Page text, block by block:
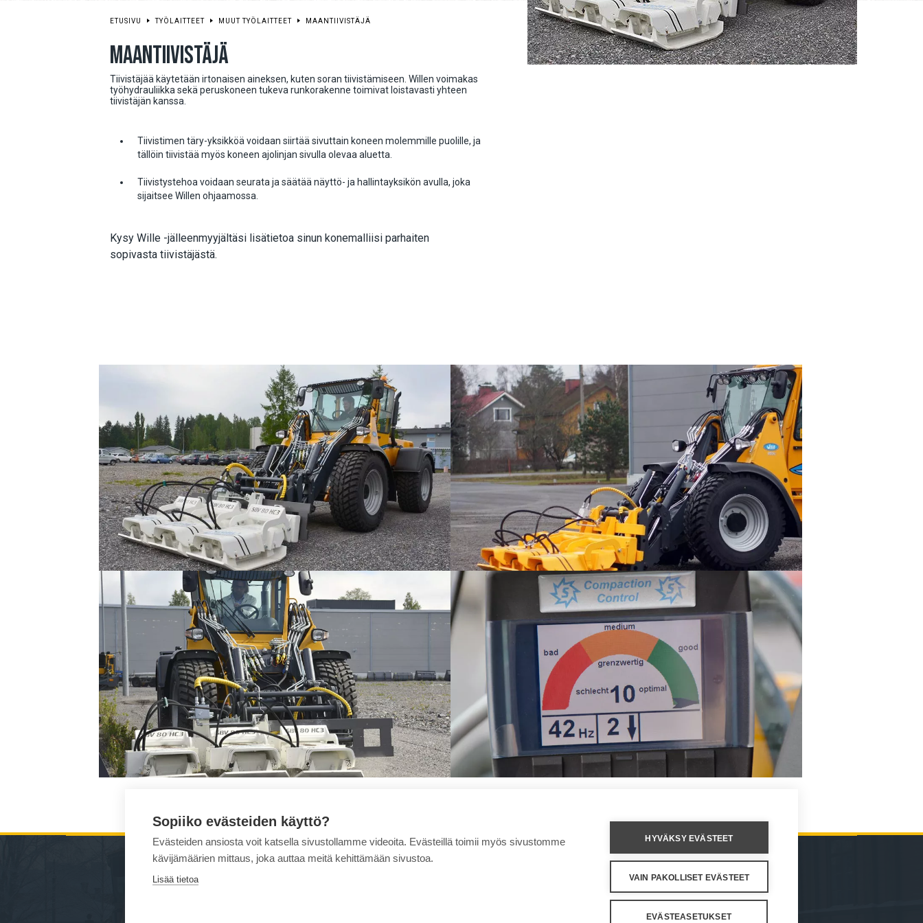
ETUSIVU TYÖLAITTEET MUUT TYÖLAITTEET MAANTIIVISTÄJÄ
MAANTIIVISTÄJÄ
Tiivistäjää käytetään irtonaisen aineksen, kuten soran tiivistämiseen. Willen voimakas
työhydrauliikka sekä peruskoneen tukeva runkorakenne toimivat loistavasti yhteen
tiivistäjän kanssa.
Tiivistimen täry-yksikköä voidaan siirtää sivuttain koneen molemmille puolille, ja
tällöin tiivistää myös koneen ajolinjan sivulla olevaa aluetta.
Tiivistystehoa voidaan seurata ja säätää näyttö- ja hallintayksikön avulla, joka
sijaitsee Willen ohjaamossa.
Kysy Wille -jälleenmyyjältäsi lisätietoa sinun konemalliisi parhaiten
sopivasta tiivistäjästä.
YHTEYSTIEDOT
Evästeasetukset
Sopiiko evästeiden käyttö?
Evästeiden ansiosta voit katsella sivustollamme videoita. Evästeillä toimii myös sivustomme
kävijämäärien mittaus, joka auttaa meitä kehittämään sivustoa.
Lisää tietoa
HYVÄKSY EVÄSTEET
VAIN PAKOLLISET EVÄSTEET
EVÄSTEASETUKSET